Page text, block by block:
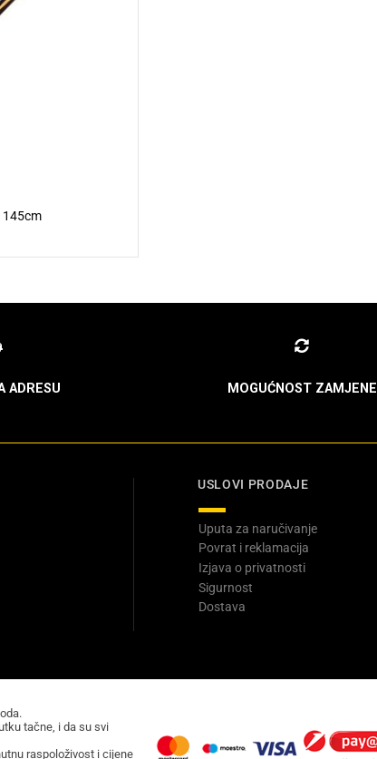
145cm
ADRESU MOGUĆNOST ZAMJENE
USLOVI PRODAJE
Uputa za naručivanje
Povrat i reklamacija
Izjava o privatnosti
Sigurnost
Dostava
tačne, i da su svi
raspoloživost i cijene